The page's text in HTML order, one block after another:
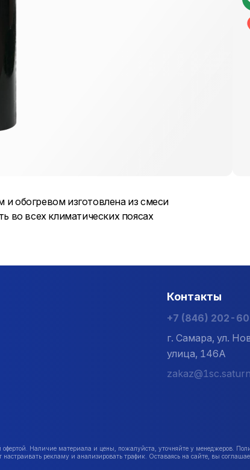
изготовлена из смеси
во всех климатических поясах
Контакты
+7 (846) 202-
г. Самара, ул.
улица, 146А
Наличие материала и цены, пожалуйста, уточняйте у менеджеров.
рекламу и анализировать трафик. Оставаясь на сайте, вы